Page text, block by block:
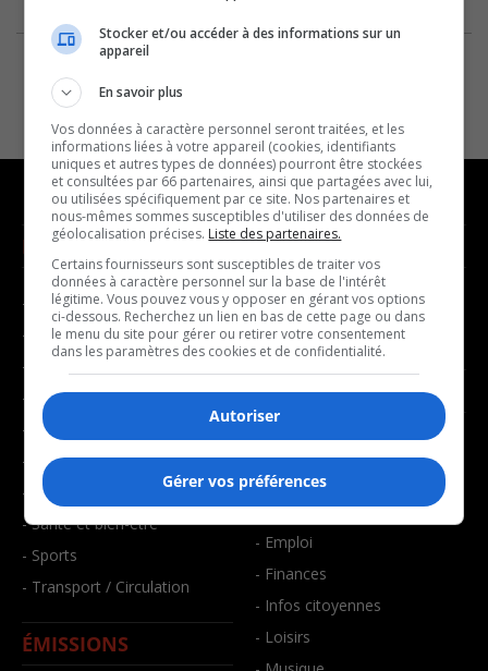
NOUVELLES
- Affaires municipales
- Communauté / Social
- Culture
- Économie
- Éducation
- Environnement
- Faits divers
- Santé et bien-être
- Sports
- Transport / Circulation
ÉMISSIONS
MUSIQUE
- Décompte franco
- Joué récemment
BALADOS
- Art de vivre
- Bien-être
- Emploi
- Finances
- Infos citoyennes
- Loisirs
Stocker et/ou accéder à des informations sur un
appareil
En savoir plus
Vos données à caractère personnel seront traitées, et les
informations liées à votre appareil (cookies, identifiants
uniques et autres types de données) pourront être stockées
et consultées par 66 partenaires, ainsi que partagées avec lui,
ou utilisées spécifiquement par ce site. Nos partenaires et
nous-mêmes sommes susceptibles d'utiliser des données de
géolocalisation précises. Liste des partenaires.
Certains fournisseurs sont susceptibles de traiter vos
données à caractère personnel sur la base de l'intérêt
légitime. Vous pouvez vous y opposer en gérant vos options
ci-dessous. Recherchez un lien en bas de cette page ou dans
le menu du site pour gérer ou retirer votre consentement
dans les paramètres des cookies et de confidentialité.
Autoriser
Gérer vos préférences